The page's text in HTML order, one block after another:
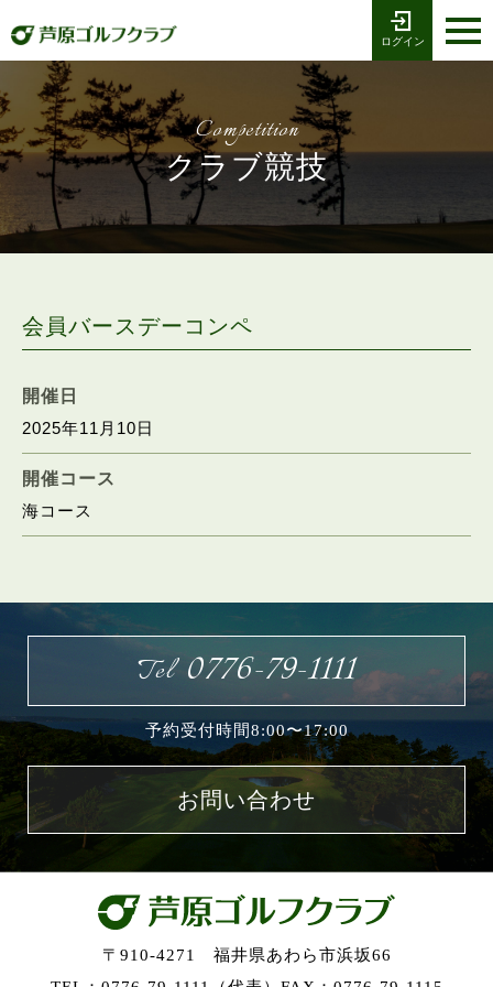
ログイン
お電話でのご予約
Tel 0776-79-1111
ホーム
海コース
湖コース
プレー予約
採用情報
交通アクセス
Competition
クラブ競技
会員バースデーコンペ
開催日
2025年11月10日
開催コース
海コース
Tel 0776-79-1111
予約受付時間8:00〜17:00
お問い合わせ
〒910-4271 福井県あわら市浜坂66